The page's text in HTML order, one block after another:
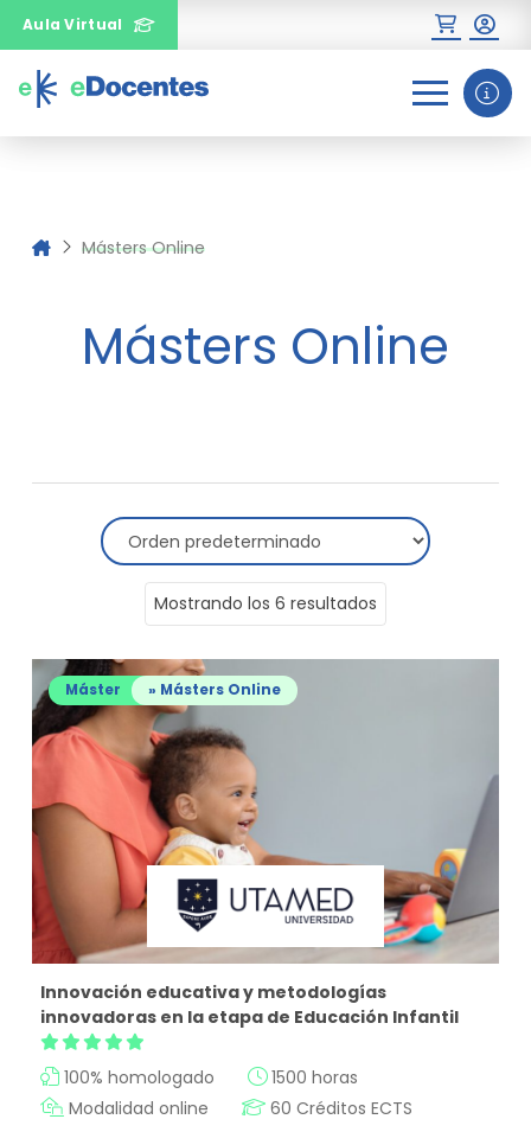
Aula Virtual
Másters Online
Másters Online
Mostrando los 6 resultados
Máster » Másters Online
Innovación educativa y metodologías
innovadoras en la etapa de Educación Infantil
100% homologado
1500 horas
Modalidad online
60 Créditos ECTS
sobre un curso?